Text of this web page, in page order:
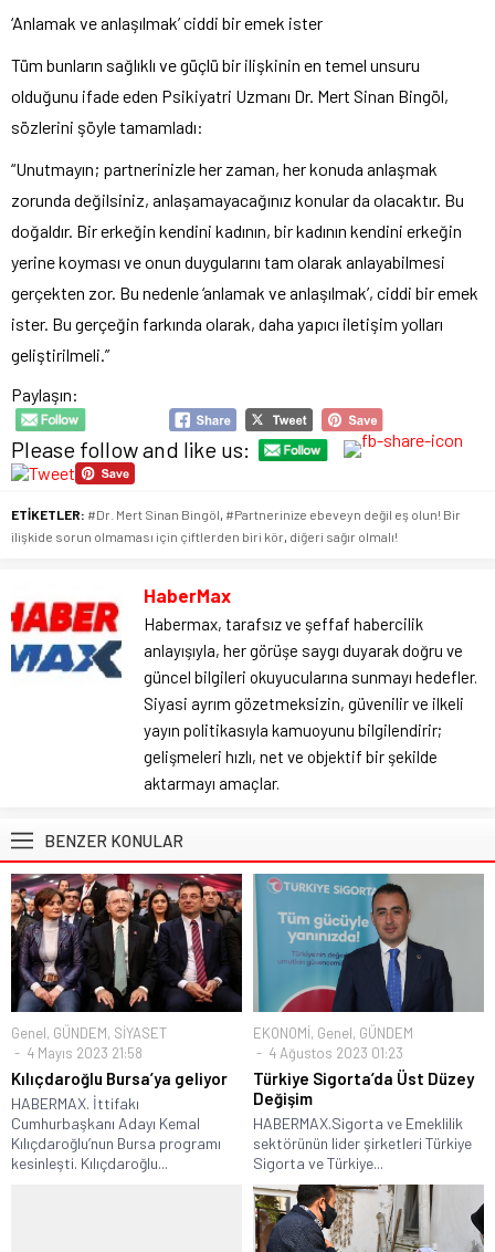
‘Anlamak ve anlaşılmak’ ciddi bir emek ister
Tüm bunların sağlıklı ve güçlü bir ilişkinin en temel unsuru
olduğunu ifade eden Psikiyatri Uzmanı Dr. Mert Sinan Bingöl,
sözlerini şöyle tamamladı:
“Unutmayın; partnerinizle her zaman, her konuda anlaşmak
zorunda değilsiniz, anlaşamayacağınız konular da olacaktır. Bu
doğaldır. Bir erkeğin kendini kadının, bir kadının kendini erkeğin
yerine koyması ve onun duygularını tam olarak anlayabilmesi
gerçekten zor. Bu nedenle ‘anlamak ve anlaşılmak’, ciddi bir emek
ister. Bu gerçeğin farkında olarak, daha yapıcı iletişim yolları
geliştirilmeli.”
Paylaşın:
Please follow and like us:
ETİKETLER: #Dr. Mert Sinan Bingöl, #Partnerinize ebeveyn değil eş olun! Bir
ilişkide sorun olmaması için çiftlerden biri kör, diğeri sağır olmalı!
HaberMax
Habermax, tarafsız ve şeffaf habercilik
anlayışıyla, her görüşe saygı duyarak doğru ve
güncel bilgileri okuyucularına sunmayı hedefler.
Siyasi ayrım gözetmeksizin, güvenilir ve ilkeli
yayın politikasıyla kamuoyunu bilgilendirir;
gelişmeleri hızlı, net ve objektif bir şekilde
aktarmayı amaçlar.
BENZER KONULAR
Genel, GÜNDEM, SİYASET
4 Mayıs 2023 21:58
Kılıçdaroğlu Bursa’ya geliyor
HABERMAX. İttifakı
Cumhurbaşkanı Adayı Kemal
Kılıçdaroğlu’nun Bursa programı
kesinleşti. Kılıçdaroğlu...
EKONOMİ, Genel, GÜNDEM
4 Ağustos 2023 01:23
Türkiye Sigorta’da Üst Düzey
Değişim
HABERMAX.Sigorta ve Emeklilik
sektörünün lider şirketleri Türkiye
Sigorta ve Türkiye...